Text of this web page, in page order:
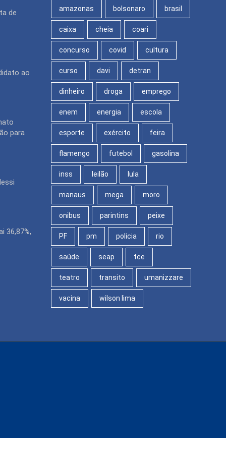
de
ao
para
36,87%,
amazonas bolsonaro brasil
caixa cheia coari
concurso covid cultura
curso davi detran
dinheiro droga emprego
enem energia escola
esporte exército feira
flamengo futebol gasolina
inss leilão lula
manaus mega moro
onibus parintins peixe
PF pm policia rio
saúde seap tce
teatro transito umanizzare
vacina wilson lima